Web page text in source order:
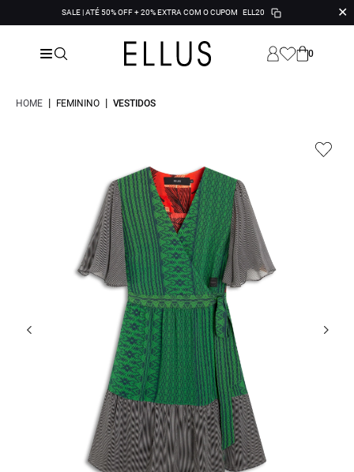
SALE | ATÉ 50% OFF + 20% EXTRA COM O CUPOM ELL20 ✕
0
HOME | FEMININO | VESTIDOS